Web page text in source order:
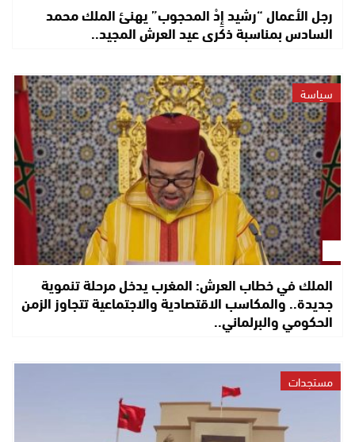
رجل الأعمال “رشيد إِدْ المحجوب” يهنئ الملك محمد
السادس بمناسبة ذكرى عيد العرش المجيد..
سياسة
الملك في خطاب العرش: المغرب يدخل مرحلة تنموية
جديدة.. والمكاسب الاقتصادية والاجتماعية تتجاوز الزمن
الحكومي والبرلماني..
مستجدات